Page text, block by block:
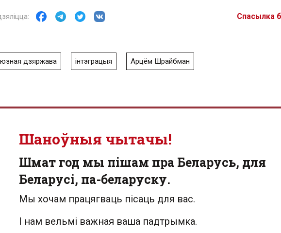
Спасылка
дзяржава інтэграцыя Арцём Шрайбман
Шаноўныя чытачы!
Шмат год мы пішам пра Беларусь, для
Беларусі, па-беларуску.
Мы хочам працягваць пісаць для вас.
І нам вельмі важная ваша падтрымка.